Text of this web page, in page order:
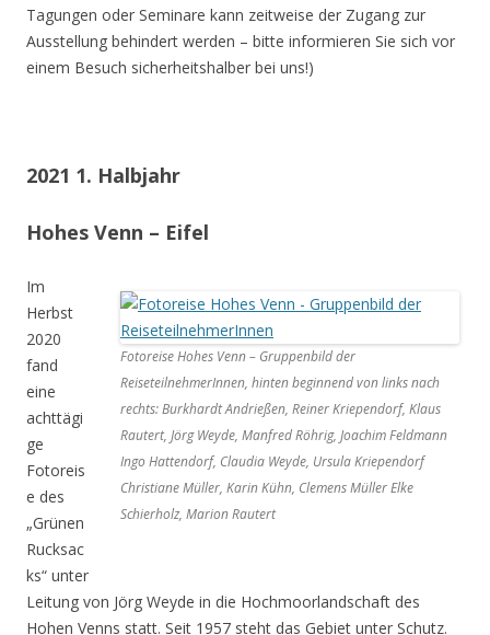
Tagungen oder Seminare kann zeitweise der Zugang zur
Ausstellung behindert werden – bitte informieren Sie sich vor
einem Besuch sicherheitshalber bei uns!)
2021 1. Halbjahr
Hohes Venn – Eifel
Fotoreise Hohes Venn – Gruppenbild der
ReiseteilnehmerInnen, hinten beginnend von links nach
rechts: Burkhardt Andrießen, Reiner Kriependorf, Klaus
Rautert, Jörg Weyde, Manfred Röhrig, Joachim Feldmann
Ingo Hattendorf, Claudia Weyde, Ursula Kriependorf
Christiane Müller, Karin Kühn, Clemens Müller Elke
Schierholz, Marion Rautert
Im
Herbst
2020
fand
eine
achttägi
ge
Fotoreis
e des
„Grünen
Rucksac
ks“ unter
Leitung von Jörg Weyde in die Hochmoorlandschaft des
Hohen Venns statt. Seit 1957 steht das Gebiet unter Schutz.